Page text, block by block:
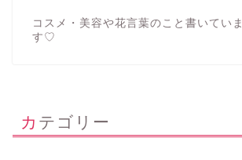
コスメ・美容や花言葉のこと書いていま
す♡
カテゴリー